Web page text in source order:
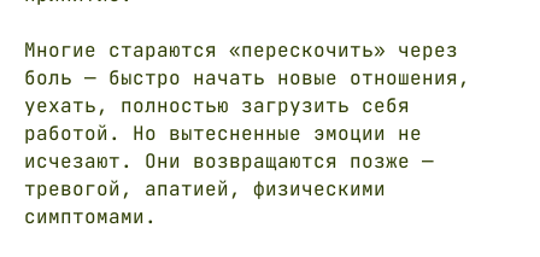
Многие стараются «перескочить» через
боль — быстро начать новые отношения,
уехать, полностью загрузить себя
работой. Но вытесненные эмоции не
исчезают. Они возвращаются позже —
тревогой, апатией, физическими
симптомами.